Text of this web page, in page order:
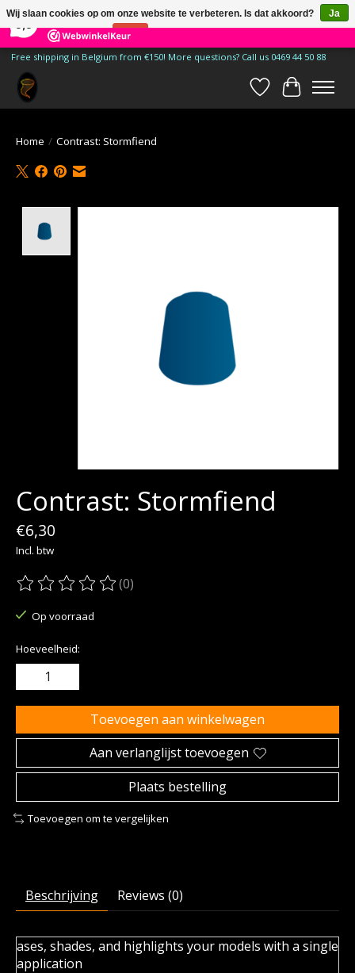
185 Reviews ×
Free shipping in Belgium from €150! More questions? Call us 0469 44 50 88
Verlanglijst
Home / Contrast: Stormfiend
Contrast: Stormfiend
€6,30
Incl. btw
De beoordeling van dit product is
(0)
Op voorraad
Hoeveelheid:
Toevoegen aan winkelwagen
Aan verlanglijst toevoegen
Plaats bestelling
Toevoegen om te vergelijken
Beschrijving Reviews (0)
ases, shades, and highlights your models with a single
application
Wij slaan cookies op om onze website te verbeteren. Is dat akkoord?
Ja
Nee